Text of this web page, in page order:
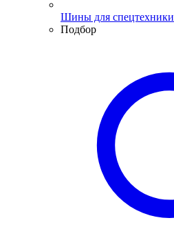
Шины для спецтехники
Подбор